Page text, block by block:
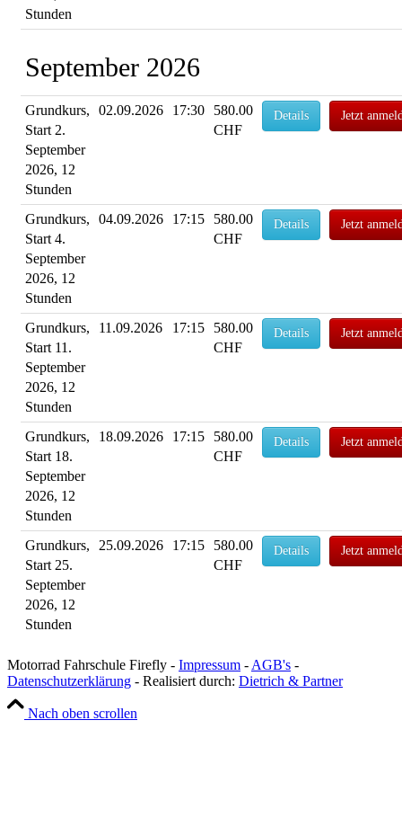
Stunden
September 2026
Grundkurs,
Start 2.
September
2026, 12
Stunden
02.09.2026 17:30
580.00
CHF
Details Jetzt
Grundkurs,
Start 4.
September
2026, 12
Stunden
04.09.2026 17:15
580.00
CHF
Details Jetzt
Grundkurs,
Start 11.
September
2026, 12
Stunden
11.09.2026 17:15
580.00
CHF
Details Jetzt
Grundkurs,
Start 18.
September
2026, 12
Stunden
18.09.2026 17:15
580.00
CHF
Details Jetzt
Grundkurs,
Start 25.
September
2026, 12
Stunden
25.09.2026 17:15
580.00
CHF
Details Jetzt
Motorrad Fahrschule Firefly - Impressum -AGB's -
Datenschutzerklärung - Realisiert durch: Dietrich & Partner
Nach oben scrollen